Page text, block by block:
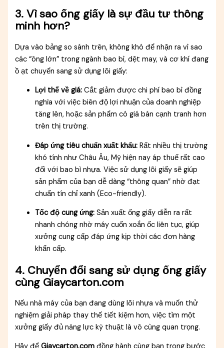
3. Vì sao ống giấy là sự đầu tư thông
minh hơn?
Dựa vào bảng so sánh trên, không khó để nhận ra vì sao
các “ông lớn” trong ngành bao bì, dệt may, và cơ khí đang
ồ ạt chuyển sang sử dụng lõi giấy:
Lợi thế về giá: Cắt giảm được chi phí bao bì đồng
nghĩa với việc biên độ lợi nhuận của doanh nghiệp
tăng lên, hoặc sản phẩm có giá bán cạnh tranh hơn
trên thị trường.
Đáp ứng tiêu chuẩn xuất khẩu: Rất nhiều thị trường
khó tính như Châu Âu, Mỹ hiện nay áp thuế rất cao
đối với bao bì nhựa. Việc sử dụng lõi giấy sẽ giúp
sản phẩm của bạn dễ dàng “thông quan” nhờ đạt
chuẩn tín chỉ xanh (Eco-friendly).
Tốc độ cung ứng: Sản xuất ống giấy diễn ra rất
nhanh chóng nhờ máy cuốn xoắn ốc liên tục, giúp
xưởng cung cấp đáp ứng kịp thời các đơn hàng
khẩn cấp.
4. Chuyển đổi sang sử dụng ống giấy
cùng Giaycarton.com
Nếu nhà máy của bạn đang dùng lõi nhựa và muốn thử
nghiệm giải pháp thay thế tiết kiệm hơn, việc tìm một
xưởng giấy đủ năng lực kỹ thuật là vô cùng quan trọng.